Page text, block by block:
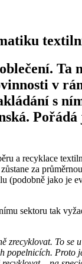
Ta
v
s
a recyklace
za
jako je
sektoru tak
zrecyklovat. To
Proto